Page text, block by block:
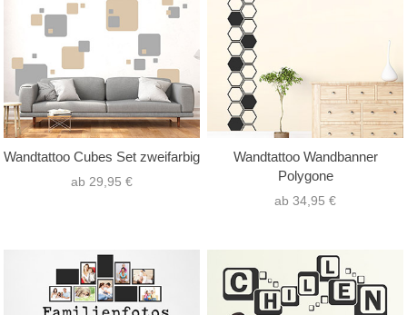
Wandtattoo Cubes Set zweifarbig
ab 29,95 €
Wandtattoo Wandbanner
Polygone
ab 34,95 €